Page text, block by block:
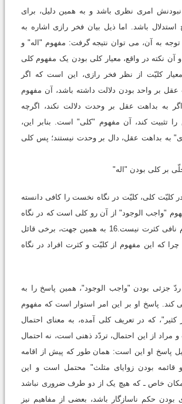
امری نظری باشد و به همین دلیل، برای
باشد. اما ذیل بیان فخر رازی اشاره به
توجه به آن، می توان نتیجه گرفت: مفهوم "اله" و
آن نکته در واقع، معیار کلی بودن یک مفهوم کلی
کلیّت از نظر فخر رازی، این است که اگر
بر واحد بودن دلالت داشته باشد، آن مفهوم
به بداهت عقل بر وحدت دلالت نکند، اگرچه
تثبیت کند، آن مفهوم "کلی" است. بنابر این،
به بداهت عقل، دال بر وحدت نیستند؛ پس کلی
کلیّت کلی، کلیّت در نگاه نخست را کافی دانسته
"واجب الوجود" از آن رو کلی است که در نگاه
نخست، این مفهوم نافی کثرت نیست.16 به همین جهت، برخی قائل
که این مفهوم از کلیّت و کثرت افراد در نگاه
ردّ جزئی بودن "واجب الوجود"، همین پاسخ را به
پاسخ او بر این امر استوار است که مفهوم
که در تعریف کلی آمده، به معنای احتمال
مراد از این احتمال، تردّد ذهنی است، نه احتمال
پاسخ او این است: همان طور که پیش از اقامه
قائمه بودن زوایای مثلث" محتمل است و این
امکان خاص ـ که هیچ یک از دو طرف ضروری نباشد
حکم ناسازگار باشد، بعضی از مفاهیم نیز